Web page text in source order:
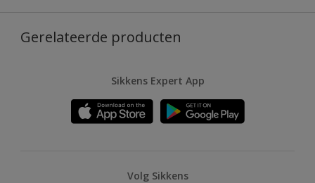
Gerelateerde producten
Sikkens Expert App
Volg Sikkens